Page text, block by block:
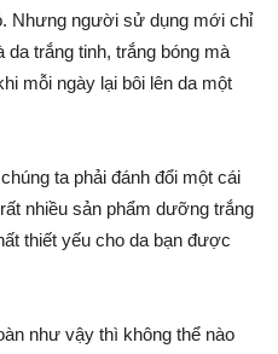
Nhưng người sử dụng mới chỉ
trắng tinh, trắng bóng mà
mỗi ngày lại bôi lên da một
ta phải đánh đổi một cái
nhiều sản phẩm dưỡng trắng
thiết yếu cho da bạn được
như vậy thì không thể nào